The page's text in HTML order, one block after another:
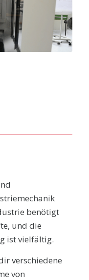
benötigt
und die
ist vielfältig.
verschiedene
von